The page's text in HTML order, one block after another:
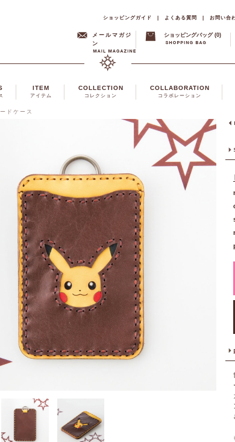
ショッピングガイド | よくある質問 | お問い合
メールマガジ
ン
ショッピングバッグ (0)
ITEM
アイテム
COLLECTION
コレクション
COLLABORATION
コラボレーション
ドケース